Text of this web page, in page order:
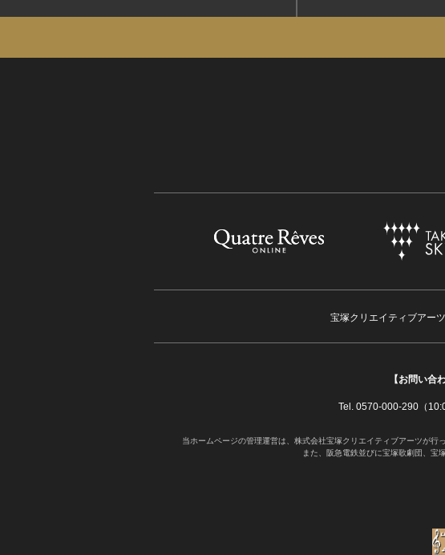
宝塚クリエイティブアーツ
【お問い合
Tel. 0570-000-290（
当ホームページの管理運営は、株式会社宝塚クリエイティブアーツが行
また、阪急電鉄並びに宝塚歌劇団、宝